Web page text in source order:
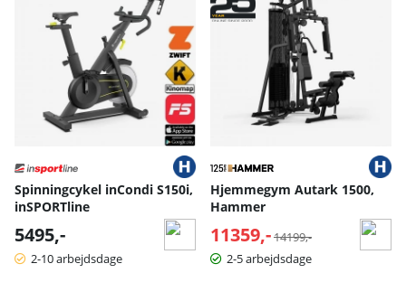
Spinningcykel inCondi S150i,
inSPORTline
5495,-
2-10 arbejdsdage
Hjemmegym Autark 1500,
Hammer
11359,- Normalpris:
14199,-
2-5 arbejdsdage